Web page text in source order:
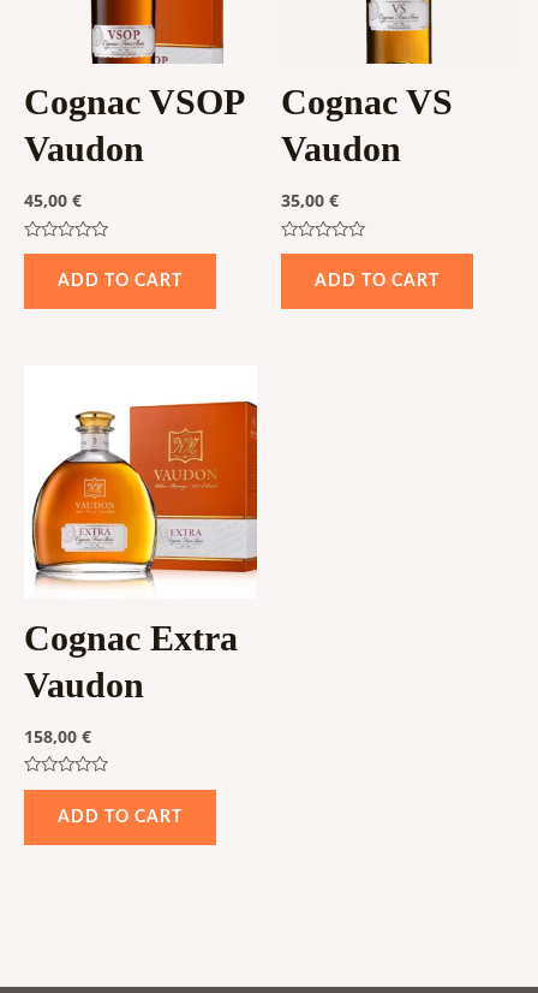
Cognac VSOP
Vaudon
45,00 €
Rated
ADD TO CART
Cognac VS
Vaudon
35,00 €
Rated
ADD TO CART
Cognac Extra
Vaudon
158,00 €
Rated
5
ADD TO CART